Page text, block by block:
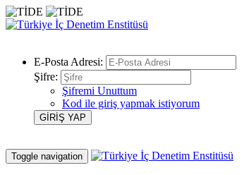
E-Posta Adresi:
Şifre:
Şifremi Unuttum
Kod ile giriş yapmak istiyorum
Toggle navigation